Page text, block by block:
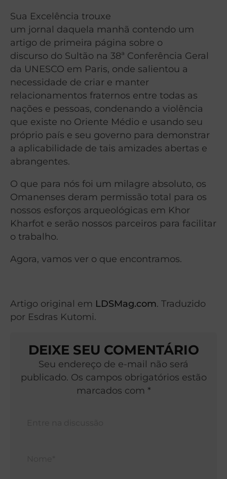
Sua Excelência trouxe
um jornal daquela manhã contendo um
artigo de primeira página sobre o
discurso do Sultão na 38ª Conferência Geral
da UNESCO em Paris, onde salientou a
necessidade de criar e manter
relacionamentos fraternos entre todas as
nações e pessoas, condenando a violência
que existe no Oriente Médio e usando seu
próprio país e seu governo para demonstrar
a aplicabilidade de tais amizades abertas e
abrangentes.
O que para nós foi um milagre absoluto, os
Omanenses deram permissão total para os
nossos esforços arqueológicas em Khor
Kharfot e serão nossos parceiros para facilitar
o trabalho.
Agora, vamos ver o que encontramos.
Artigo original em LDSMag.com. Traduzido
por Esdras Kutomi.
DEIXE SEU COMENTÁRIO
Seu endereço de e-mail não será
publicado. Os campos obrigatórios estão
marcados com *